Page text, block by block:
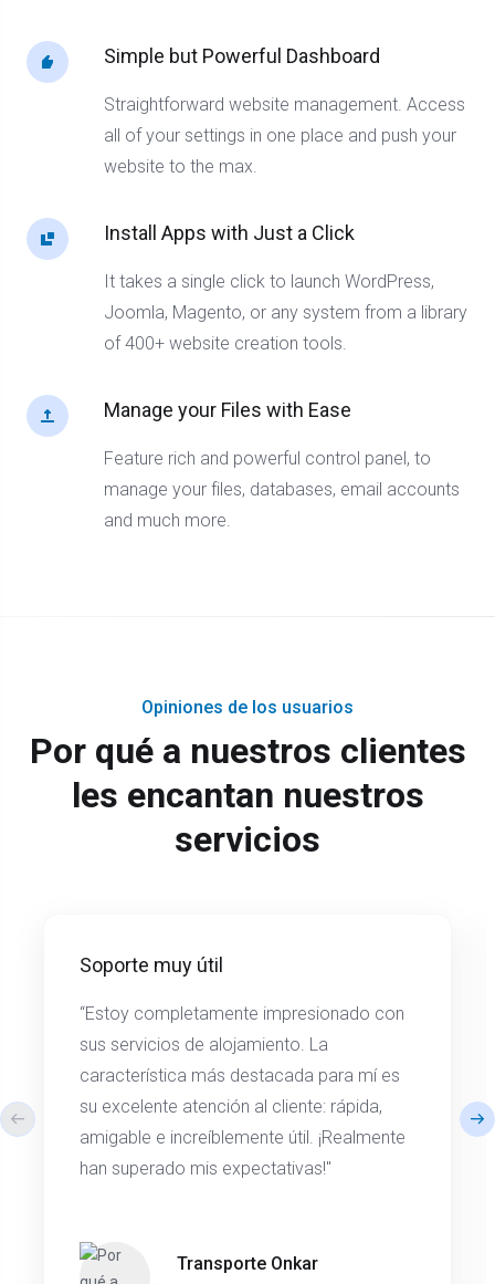
Simple but Powerful Dashboard
Straightforward website management. Access
all of your settings in one place and push your
website to the max.
Install Apps with Just a Click
It takes a single click to launch WordPress,
Joomla, Magento, or any system from a library
of 400+ website creation tools.
Manage your Files with Ease
Feature rich and powerful control panel, to
manage your files, databases, email accounts
and much more.
Opiniones de los usuarios
Por qué a nuestros clientes
les encantan nuestros
servicios
Soporte muy útil
“Estoy completamente impresionado con
sus servicios de alojamiento. La
característica más destacada para mí es
su excelente atención al cliente: rápida,
amigable e increíblemente útil. ¡Realmente
han superado mis expectativas!"
Transporte Onkar